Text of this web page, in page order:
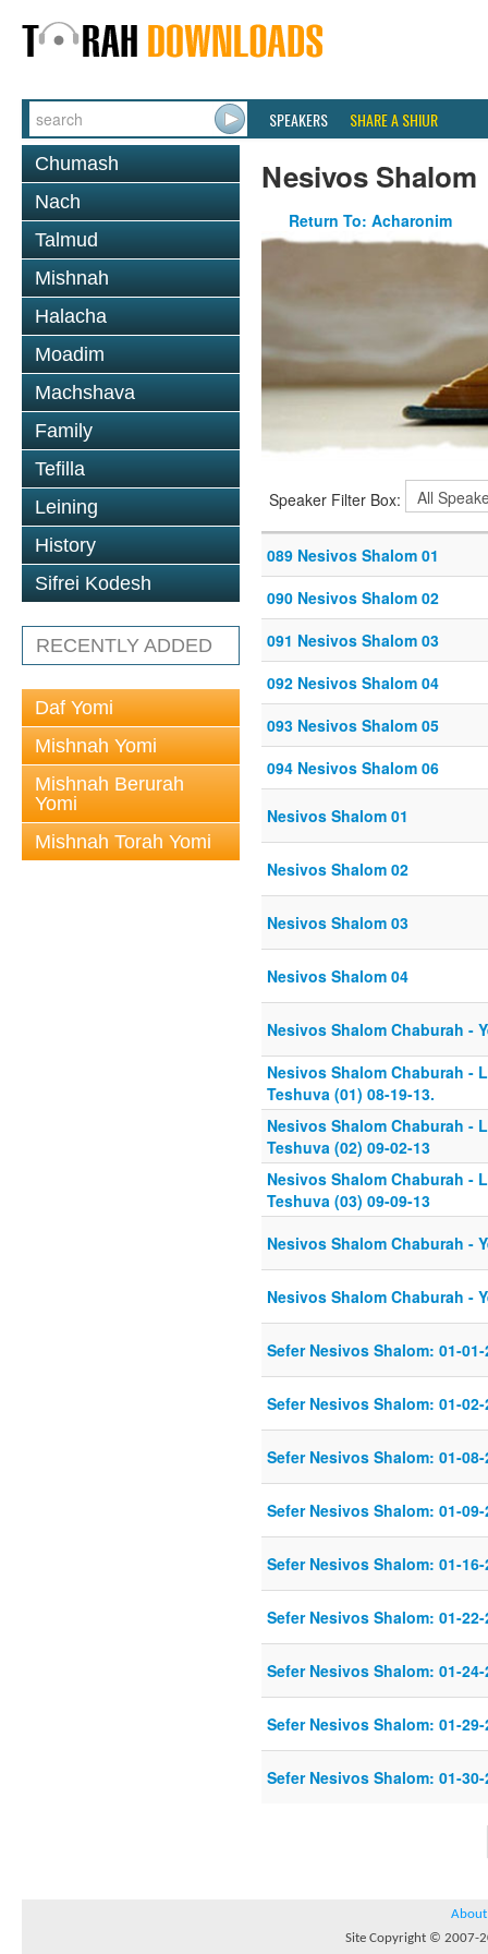
SPEAKERS SHARE A SHIUR
Chumash
Nach
Talmud
Mishnah
Halacha
Moadim
Machshava
Family
Tefilla
Leining
History
Sifrei Kodesh
RECENTLY ADDED
Daf Yomi
Mishnah Yomi
Mishnah Berurah
Yomi
Mishnah Torah Yomi
Nesivos Shalom
Return To: Acharonim
Speaker Filter Box:
089 Nesivos Shalom 01
090 Nesivos Shalom 02
091 Nesivos Shalom 03
092 Nesivos Shalom 04
093 Nesivos Shalom 05
094 Nesivos Shalom 06
Nesivos Shalom 01
Nesivos Shalom 02
Nesivos Shalom 03
Nesivos Shalom 04
Nesivos Shalom Chaburah -
Nesivos Shalom Chaburah -
Teshuva (01) 08-19-13.
Nesivos Shalom Chaburah -
Teshuva (02) 09-02-13
Nesivos Shalom Chaburah -
Teshuva (03) 09-09-13
Nesivos Shalom Chaburah -
Nesivos Shalom Chaburah -
Sefer Nesivos Shalom: 01-01-
Sefer Nesivos Shalom: 01-02-
Sefer Nesivos Shalom: 01-08-
Sefer Nesivos Shalom: 01-09-
Sefer Nesivos Shalom: 01-16-
Sefer Nesivos Shalom: 01-22-
Sefer Nesivos Shalom: 01-24-
Sefer Nesivos Shalom: 01-29-
Sefer Nesivos Shalom: 01-30-
About
Site Copyright © 2007-